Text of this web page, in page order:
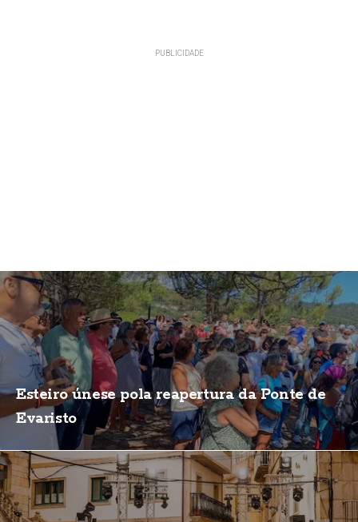
Esteiro únese pola reapertura da Ponte de
Evaristo